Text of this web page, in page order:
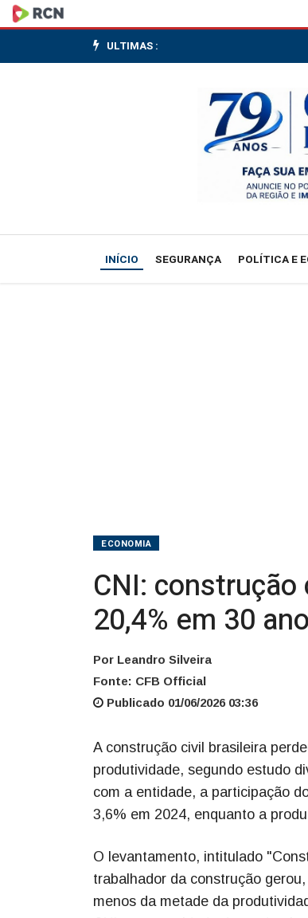
CNI:
construção
PIB
ULTIMAS :
INÍCIO SEGURANÇA POLÍTICA E
ECONOMIA
CNI:
20,4% em 30
Por Leandro Silveira
Fonte: CFB Official
Publicado 01/06/2026 03:36
A construção civil brasileira
produtividade, segundo estudo
com a entidade, a participação
3,6% em 2024, enquanto a
O levantamento, intitulado
trabalhador da construção
menos da metade da